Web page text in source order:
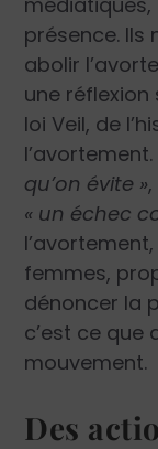
présence. Ils
abolir
une
loi Veil, de
l’avortement.
qu’on évite »
« un échec
femmes,
dénoncer la
c’est ce
mouvement.
Des